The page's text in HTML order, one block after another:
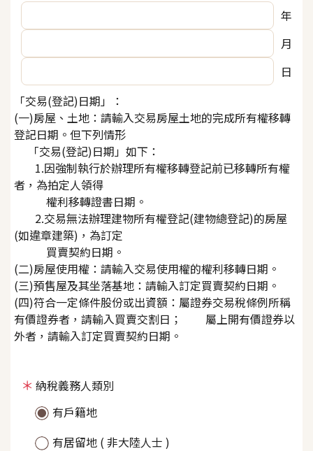
年
月
日
「交易(登記)日期」：
(一)房屋、土地：請輸入交易房屋土地的完成所有權移轉
登記日期。但下列情形
「交易(登記)日期」如下：
1.因強制執行於辦理所有權移轉登記前已移轉所有權
者，為拍定人領得
權利移轉證書日期。
2.交易無法辦理建物所有權登記(建物總登記)的房屋
(如違章建築)，為訂定
買賣契約日期。
(二)房屋使用權：請輸入交易使用權的權利移轉日期。
(三)預售屋及其坐落基地：請輸入訂定買賣契約日期。
(四)符合一定條件股份或出資額：屬證券交易稅條例所稱
有價證券者，請輸入買賣交割日；
屬上開有價證券以
外者，請輸入訂定買賣契約日期。
納稅義務人類別
有戶籍地
有居留地 ( 非大陸人士 )